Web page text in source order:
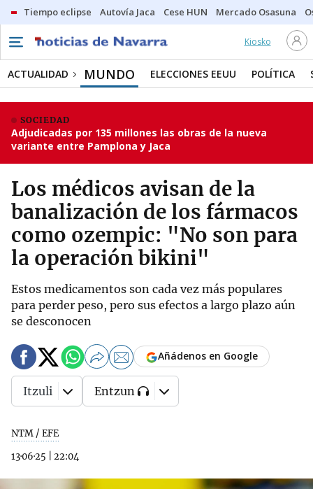
Tiempo eclipse Autovía Jaca Cese HUN Mercado Osasuna
Kiosko
ACTUALIDAD MUNDO ELECCIONES EEUU POLÍTICA
SOCIEDAD
Adjudicadas por 135 millones las obras de la nueva
variante entre Pamplona y Jaca
Los médicos avisan de la
banalización de los fármacos
como ozempic: "No son para
la operación bikini"
Estos medicamentos son cada vez más populares
para perder peso, pero sus efectos a largo plazo aún
se desconocen
NTM / EFE
13·06·25
22:04
Añádenos en Google
Itzuli Entzun